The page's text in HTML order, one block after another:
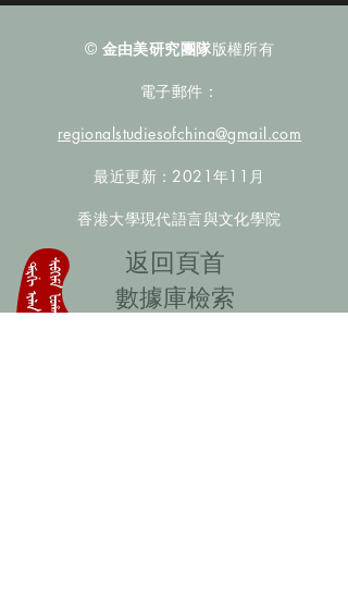
© 金由美研究團隊版權所有
電子郵件：
regionalstudiesofchina@gmail.com
最近更新：2021年11月
香港大學現代語言與文化學院
​返回頁首
數據庫檢索